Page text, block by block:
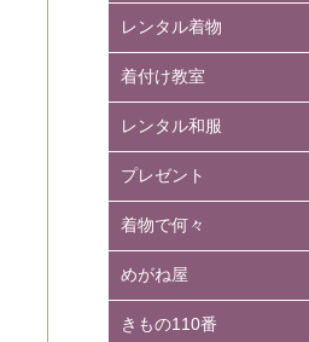
レンタル着物
着付け教室
レンタル和服
プレゼント
着物で何々
めがね屋
きもの110番